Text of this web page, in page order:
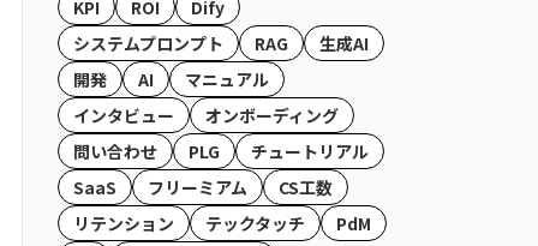
KPI ROI
Dify
システムプロンプト
RAG
生成AI
開発
AI
マニュアル
インタビュー
オンボーディング
問い合わせ
PLG
チュートリアル
SaaS
フリーミアム
CS工数
リテンション
テックタッチ
PdM